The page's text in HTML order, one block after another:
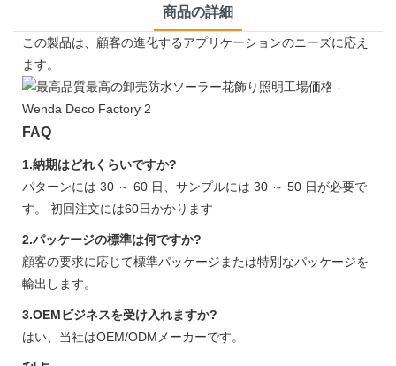
商品の詳細
この製品は、顧客の進化するアプリケーションのニーズに応え
ます。
FAQ
1.納期はどれくらいですか?
パターンには 30 ～ 60 日、サンプルには 30 ～ 50 日が必要で
す。 初回注文には60日かかります
2.パッケージの標準は何ですか?
顧客の要求に応じて標準パッケージまたは特別なパッケージを
輸出します。
3.OEMビジネスを受け入れますか?
はい、当社はOEM/ODMメーカーです。